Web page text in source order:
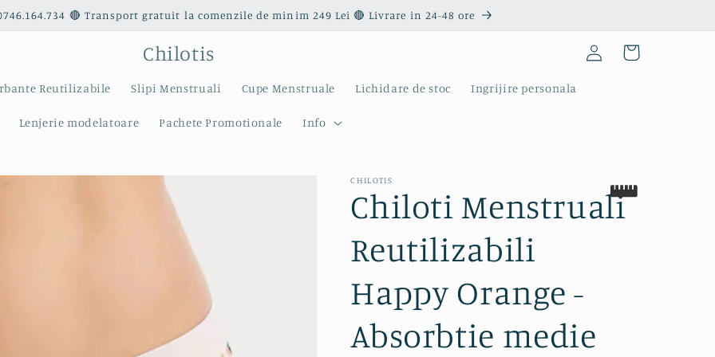
🔴 Transport gratuit la comenzile de minim 249 Lei 🔴 Livrare in 24-48 ore
Chilotis
Reutilizabile Slipi Menstruali Cupe Menstruale Lichidare de stoc Ingrijire personala
Lenjerie modelatoare Pachete Promotionale Info
Conectați-
Coș
CHILOTIS
Chiloti Menstruali
Reutilizabili
Happy Orange -
Absorbtie medie